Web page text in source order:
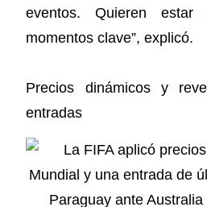
eventos. Quieren
momentos clave”, explicó.
Precios dinámicos y
entradas